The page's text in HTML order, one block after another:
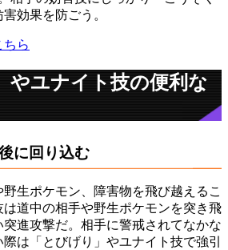
効果を防ごう。
ら
やユナイト技の便利な
に回り込む
野生ポケモン、障害物を飛び越えるこ
道中の相手や野生ポケモンを突き飛
進攻撃だ。相手に警戒されてなかな
は「とびげり」やユナイト技で強引